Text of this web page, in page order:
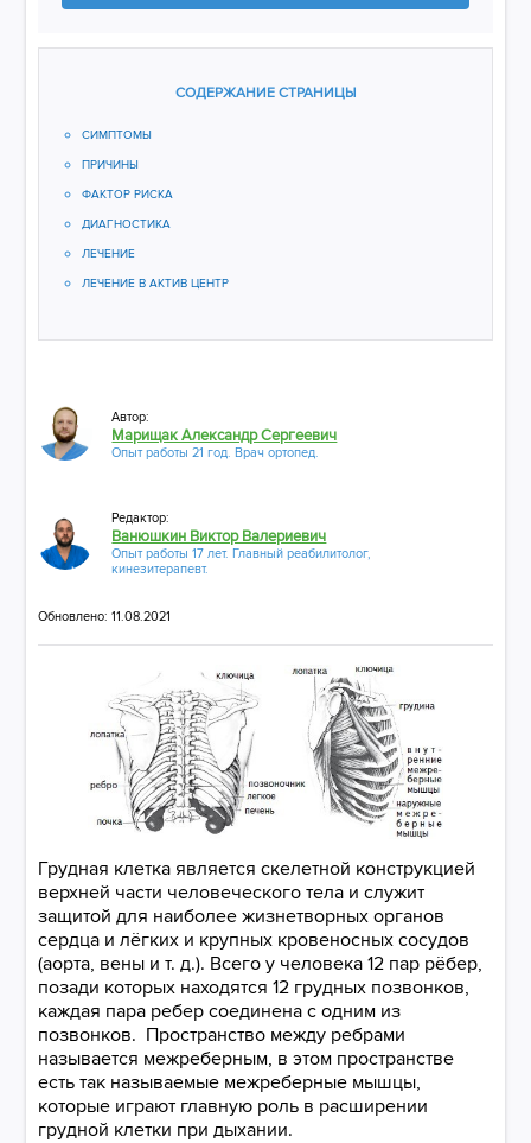
СОДЕРЖАНИЕ СТРАНИЦЫ
СИМПТОМЫ
ПРИЧИНЫ
ФАКТОР РИСКА
ДИАГНОСТИКА
ЛЕЧЕНИЕ
ЛЕЧЕНИЕ В АКТИВ ЦЕНТР
Автор:
Марищак Александр Сергеевич
Опыт работы 21 год. Врач ортопед.
Редактор:
Ванюшкин Виктор Валериевич
Опыт работы 17 лет. Главный реабилитолог,
кинезитерапевт.
Обновлено: 11.08.2021
Грудная клетка является скелетной конструкцией
верхней части человеческого тела и служит
защитой для наиболее жизнетворных органов
сердца и лёгких и крупных кровеносных сосудов
(аорта, вены и т. д.). Всего у человека 12 пар рёбер,
позади которых находятся 12 грудных позвонков,
каждая пара ребер соединена с одним из
позвонков. Пространство между ребрами
называется межреберным, в этом пространстве
есть так называемые межреберные мышцы,
которые играют главную роль в расширении
грудной клетки при дыхании.